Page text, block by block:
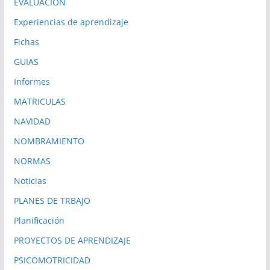
Experiencias de aprendizaje
Fichas
GUIAS
Informes
MATRICULAS
NAVIDAD
NOMBRAMIENTO
NORMAS
Noticias
PLANES DE TRBAJO
Planificación
PROYECTOS DE APRENDIZAJE
PSICOMOTRICIDAD